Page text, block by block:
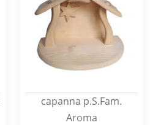
capanna p.S.Fam.
Aroma